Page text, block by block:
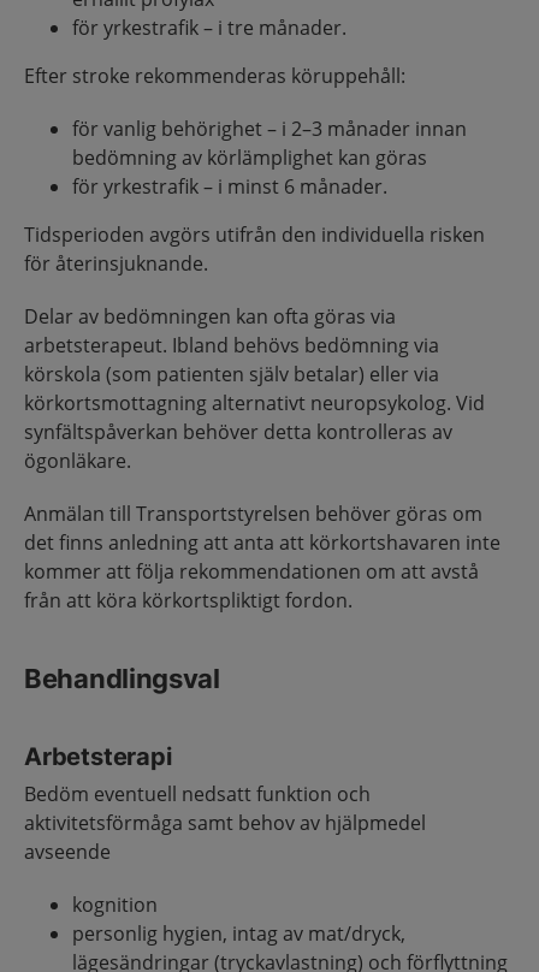
för yrkestrafik – i tre månader.
Efter stroke rekommenderas köruppehåll:
för vanlig behörighet – i 2–3 månader innan
bedömning av körlämplighet kan göras
för yrkestrafik – i minst 6 månader.
Tidsperioden avgörs utifrån den individuella risken
för återinsjuknande.
Delar av bedömningen kan ofta göras via
arbetsterapeut. Ibland behövs bedömning via
körskola (som patienten själv betalar) eller via
körkortsmottagning alternativt neuropsykolog. Vid
synfältspåverkan behöver detta kontrolleras av
ögonläkare.
Anmälan till Transportstyrelsen behöver göras om
det finns anledning att anta att körkortshavaren inte
kommer att följa rekommendationen om att avstå
från att köra körkortspliktigt fordon.
Behandlingsval
Arbetsterapi
Bedöm eventuell nedsatt funktion och
aktivitetsförmåga samt behov av hjälpmedel
avseende
kognition
personlig hygien, intag av mat/dryck,
lägesändringar (tryckavlastning) och förflyttning